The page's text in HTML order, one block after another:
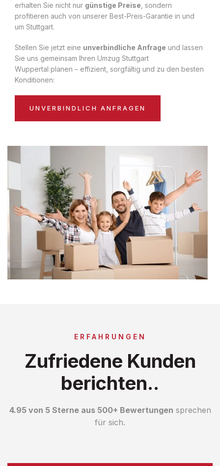
erhalten Sie nicht nur günstige Preise , sondern
profitieren auch von unserer Best-Preis-Garantie in und
um Stuttgart.
Stellen Sie jetzt eine unverbindliche Anfrage und lassen
Sie uns gemeinsam Ihren Umzug Stuttgart
Wuppertal planen – effizient, sorgfältig und zu den besten
Konditionen:
UNVERBINDLICH ANFRAGEN
ERFAHRUNGEN
Zufriedene Kunden
berichten..
4.95 von 5 Sterne aus 500+ Bewertungen sprechen
für sich.